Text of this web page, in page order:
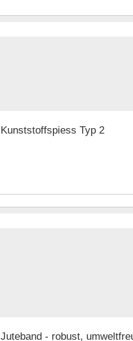
Kunststoffspiess Typ 2
Juteband - robust,